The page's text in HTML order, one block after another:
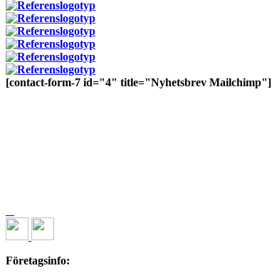
[contact-form-7 id="4" title="Nyhetsbrev Mailchimp"]
Företagsinfo: